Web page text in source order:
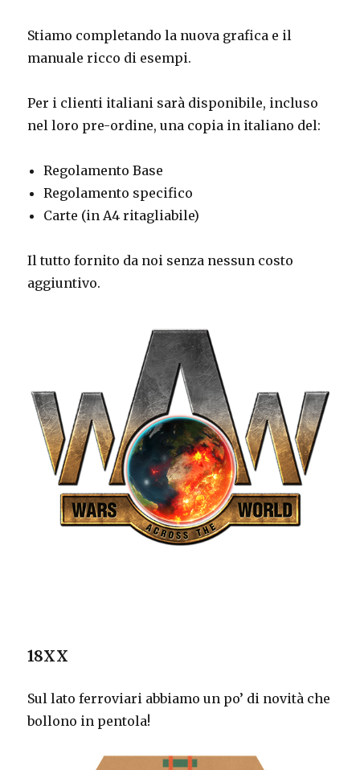
Stiamo completando la nuova grafica e il
manuale ricco di esempi.
Per i clienti italiani sarà disponibile, incluso
nel loro pre-ordine, una copia in italiano del:
Regolamento Base
Regolamento specifico
Carte (in A4 ritagliabile)
Il tutto fornito da noi senza nessun costo
aggiuntivo.
18XX
Sul lato ferroviari abbiamo un po’ di novità che
bollono in pentola!